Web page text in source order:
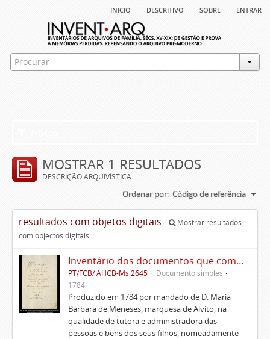
início descritivo sobre entrar
MOSTRAR 1 RESULTADOS
DESCRIÇÃO ARQUIVÍSTICA
Ordenar por: Código de referência
resultados com objetos digitais
Mostrar resultados
com objectos digitais
Inventário dos documentos que compõem o cartório da Casa de Alvito
PT/FCB/ AHCB-Ms.2645
Documento simples
1784
Produzido em 1784 por mandado de D. Maria
Bárbara de Meneses, marquesa de Alvito, na
qualidade de tutora e administradora das
pessoas e bens dos seus filhos, nomeadamente